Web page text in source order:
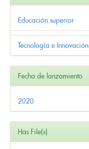
Educación superior
Tecnología e Innovación
Fecha de lanzamiento
2020
Has File(s)